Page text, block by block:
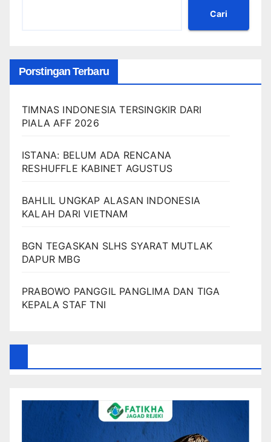
Cari
Porstingan Terbaru
TIMNAS INDONESIA TERSINGKIR DARI
PIALA AFF 2026
ISTANA: BELUM ADA RENCANA
RESHUFFLE KABINET AGUSTUS
BAHLIL UNGKAP ALASAN INDONESIA
KALAH DARI VIETNAM
BGN TEGASKAN SLHS SYARAT MUTLAK
DAPUR MBG
PRABOWO PANGGIL PANGLIMA DAN TIGA
KEPALA STAF TNI